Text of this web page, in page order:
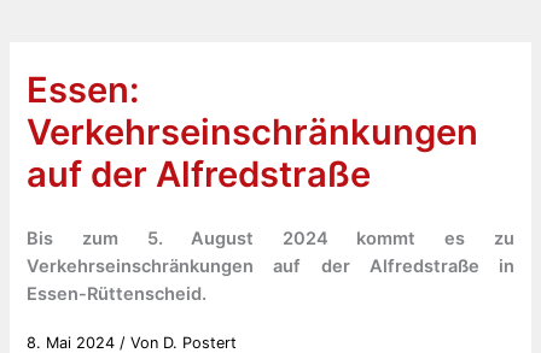
Essen:
Verkehrseinschränkungen
auf der Alfredstraße
Bis zum 5. August 2024 kommt es zu
Verkehrseinschränkungen auf der Alfredstraße in
Essen-Rüttenscheid.
8. Mai 2024 / Von D. Postert